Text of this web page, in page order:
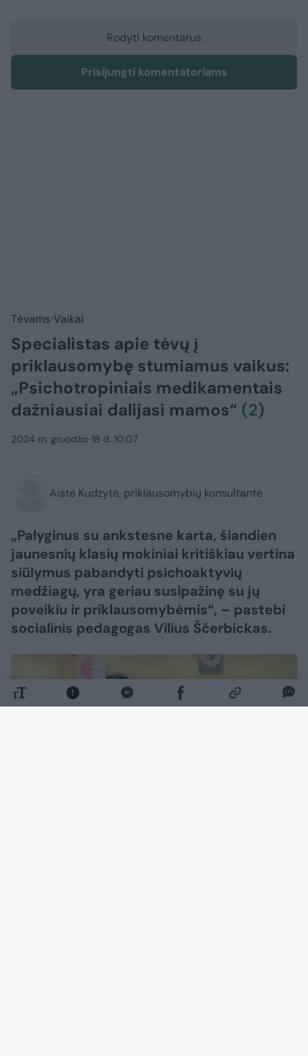
Rodyti komentarus
Prisijungti komentatoriams
Tėvams Vaikai
Specialistas apie tėvų į
priklausomybę stumiamus vaikus:
„Psichotropiniais medikamentais
dažniausiai dalijasi mamos“ (2)
2024 m. gruodžio 18 d. 10:07
Aistė Kudzytė, priklausomybių konsultantė
„Palyginus su ankstesne karta, šiandien
jaunesnių klasių mokiniai kritiškiau vertina
siūlymus pabandyti psichoaktyvių
medžiagų, yra geriau susipažinę su jų
poveikiu ir priklausomybėmis“, – pastebi
socialinis pedagogas Vilius Ščerbickas.